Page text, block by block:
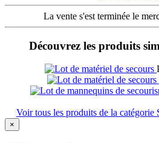
La vente s'est terminée le
Découvrez les produits
Voir tous les produits de la
×